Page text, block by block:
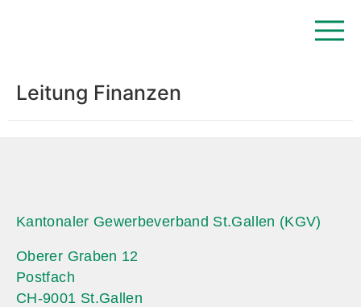
Leitung Finanzen
Kantonaler Gewerbeverband St.Gallen (KGV)
Oberer Graben 12
Postfach
CH-9001 St.Gallen